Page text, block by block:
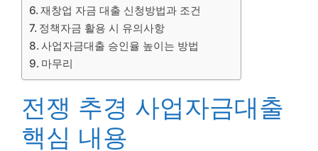
재창업 자금 대출 신청방법과 조건
정책자금 활용 시 유의사항
사업자금대출 승인율 높이는 방법
마무리
전쟁 추경 사업자금대출
핵심 내용